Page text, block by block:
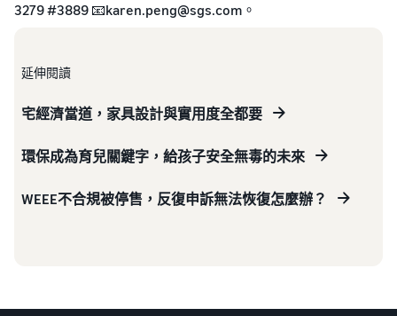
3279 #3889 📧karen.peng@sgs.com。
延伸閱讀
宅經濟當道，家具設計與實用度全都要
環保成為育兒關鍵字，給孩子安全無毒的未來
WEEE不合規被停售，反復申訴無法恢復怎麼辦？